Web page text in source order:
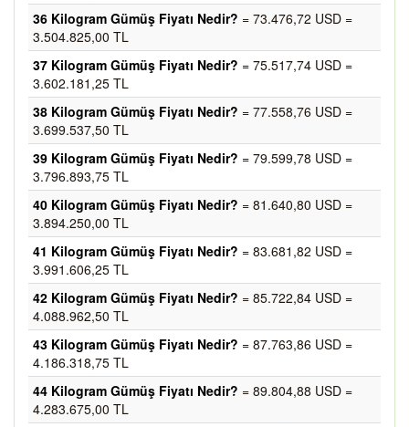
36 Kilogram Gümüş Fiyatı Nedir? = 73.476,72 USD =
3.504.825,00 TL
37 Kilogram Gümüş Fiyatı Nedir? = 75.517,74 USD =
3.602.181,25 TL
38 Kilogram Gümüş Fiyatı Nedir? = 77.558,76 USD =
3.699.537,50 TL
39 Kilogram Gümüş Fiyatı Nedir? = 79.599,78 USD =
3.796.893,75 TL
40 Kilogram Gümüş Fiyatı Nedir? = 81.640,80 USD =
3.894.250,00 TL
41 Kilogram Gümüş Fiyatı Nedir? = 83.681,82 USD =
3.991.606,25 TL
42 Kilogram Gümüş Fiyatı Nedir? = 85.722,84 USD =
4.088.962,50 TL
43 Kilogram Gümüş Fiyatı Nedir? = 87.763,86 USD =
4.186.318,75 TL
44 Kilogram Gümüş Fiyatı Nedir? = 89.804,88 USD =
4.283.675,00 TL